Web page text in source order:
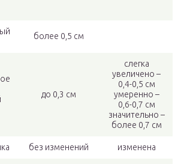
более 0,5 см
до 0,3 см
слегка
увеличено –
0,4-0,5 см
умеренно –
0,6-0,7 см
значительно –
более 0,7 см
без изменений изменена